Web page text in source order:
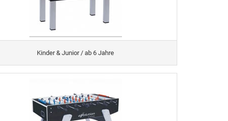
Kinder & Junior / ab 6 Jahre